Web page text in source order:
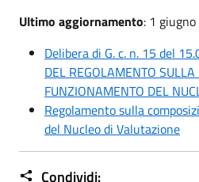
Ultimo aggiornamento: 1
Delibera di G. c. n. 15 del
DEL REGOLAMENTO
FUNZIONAMENTO DEL
Regolamento sulla
del Nucleo di Valutazione
Condividi: